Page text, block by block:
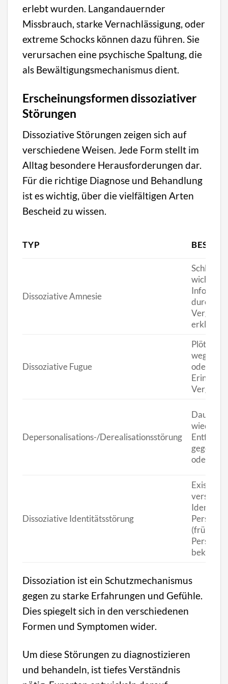
erlebt wurden. Langandauernder
Missbrauch, starke Vernachlässigung, oder
extreme Schocks können dazu führen. Sie
verursachen eine psychische Spaltung, die
als Bewältigungsmechanismus dient.
Erscheinungsformen dissoziativer
Störungen
Dissoziative Störungen zeigen sich auf
verschiedene Weisen. Jede Form stellt im
Alltag besondere Herausforderungen dar.
Für die richtige Diagnose und Behandlung
ist es wichtig, über die vielfältigen Arten
Bescheid zu wissen.
TYP
Dissoziative Amnesie
wichtiger
durch
erklären.
Dissoziative Fugue
weg von
oder der
Depersonalisations-/Derealisationsstörung
oder der
Dissoziative Identitätsstörung
Existenz
(früher
bekannt).
Dissoziation ist ein Schutzmechanismus
gegen zu starke Erfahrungen und Gefühle.
Dies spiegelt sich in den verschiedenen
Formen und Symptomen wider.
Um diese Störungen zu diagnostizieren
und behandeln, ist tiefes Verständnis